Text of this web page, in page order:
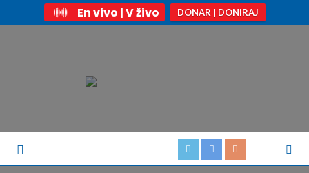
En vivo | V živo DONAR | DONIRAJ